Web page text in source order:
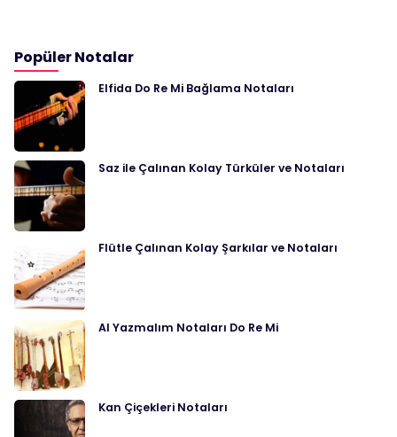
Popüler Notalar
Elfida Do Re Mi Bağlama Notaları
Saz ile Çalınan Kolay Türküler ve Notaları
Flütle Çalınan Kolay Şarkılar ve Notaları
Al Yazmalım Notaları Do Re Mi
Kan Çiçekleri Notaları